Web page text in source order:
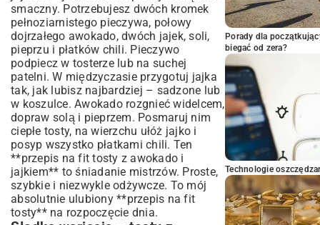
smaczny. Potrzebujesz dwóch kromek
pełnoziarnistego pieczywa, połowy
dojrzałego awokado, dwóch jajek, soli,
pieprzu i płatków chili. Pieczywo
podpiecz w tosterze lub na suchej
patelni. W międzyczasie przygotuj jajka
tak, jak lubisz najbardziej – sadzone lub
w koszulce. Awokado rozgnieć widelcem,
dopraw solą i pieprzem. Posmaruj nim
ciepłe tosty, na wierzchu ułóż jajko i
posyp wszystko płatkami chili. Ten
**przepis na fit tosty z awokado i
jajkiem** to śniadanie mistrzów. Proste,
szybkie i niezwykle odżywcze. To mój
absolutnie ulubiony **przepis na fit
tosty** na rozpoczęcie dnia.
Porady dla
biegać od zera?
Technologie